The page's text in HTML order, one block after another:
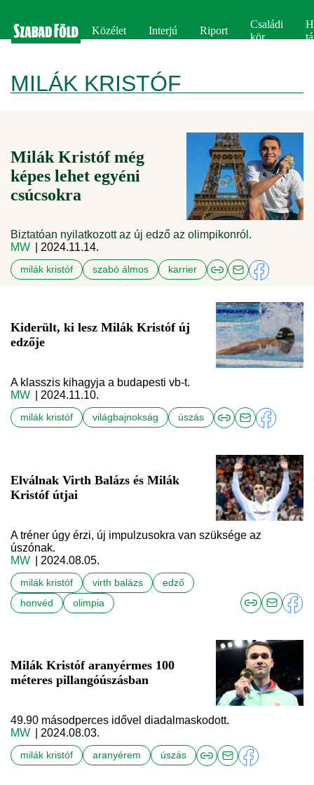
Közélet Interjú Riport
Családi
kör
MILÁK KRISTÓF
Milák Kristóf még
képes lehet egyéni
csúcsokra
Biztatóan nyilatkozott az új edző az olimpikonról.
MW
| 2024.11.14.
milák kristóf szabó álmos karrier
Kiderült, ki lesz Milák Kristóf új
edzője
A klasszis kihagyja a budapesti vb-t.
MW
| 2024.11.10.
milák kristóf világbajnokság úszás
Elválnak Virth Balázs és Milák
Kristóf útjai
A tréner úgy érzi, új impulzusokra van szüksége az
úszónak.
MW
| 2024.08.05.
milák kristóf virth balázs
edző
honvéd
olimpia
Milák Kristóf aranyérmes 100
méteres pillangóúszásban
49.90 másodperces idővel diadalmaskodott.
MW
| 2024.08.03.
milák kristóf aranyérem úszás